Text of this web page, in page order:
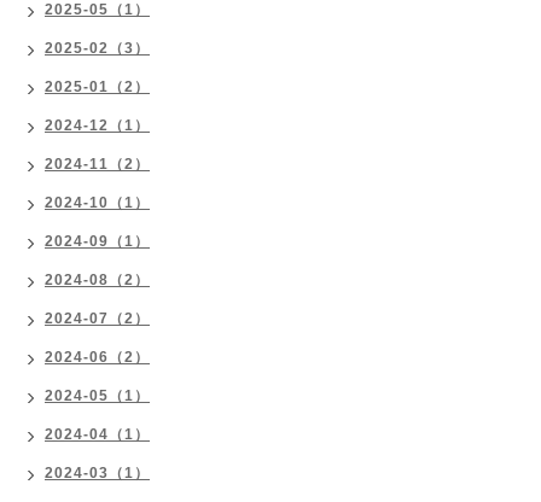
2025-05（1）
2025-02（3）
2025-01（2）
2024-12（1）
2024-11（2）
2024-10（1）
2024-09（1）
2024-08（2）
2024-07（2）
2024-06（2）
2024-05（1）
2024-04（1）
2024-03（1）